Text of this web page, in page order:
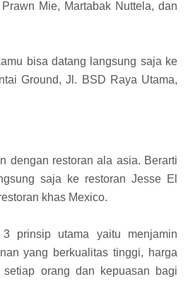
Mie, Martabak Nuttela, dan
bisa datang langsung saja ke
Ground, Jl. BSD Raya Utama,
dengan restoran ala asia. Berarti
saja ke restoran Jesse El
khas Mexico.
prinsip utama yaitu menjamin
yang berkualitas tinggi, harga
orang dan kepuasan bagi